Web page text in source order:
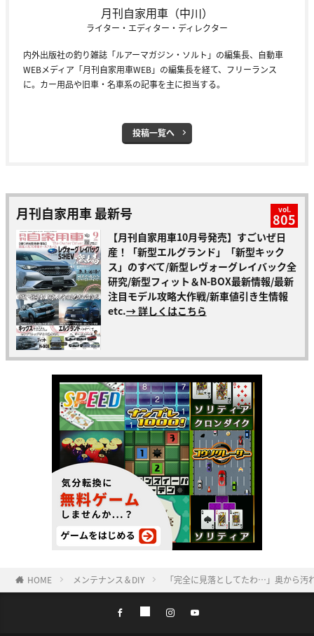
月刊自家用車（中川）
ライター・エディター・ディレクター
内外出版社の釣り雑誌「ルアーマガジン・ソルト」の編集長、自動車
WEBメディア「月刊自家用車WEB」の編集長を経て、フリーランス
に。カー用品や旧車・名車系の記事を主に担当する。
投稿一覧へ
月刊自家用車 最新号 vol.
805
【月刊自家用車10月号発売】すごいぜ日
産！「新型エルグランド」「新型キック
ス」のすべて/新型レヴォーグレイバック全
研究/新型フィット＆N-BOX最新情報/最新
注目モデル攻略大作戦/新車値引き生情報
etc.→ 詳しくはこちら
HOME メンテナンス＆DIY 「完全に見落としてたわ…」奥から